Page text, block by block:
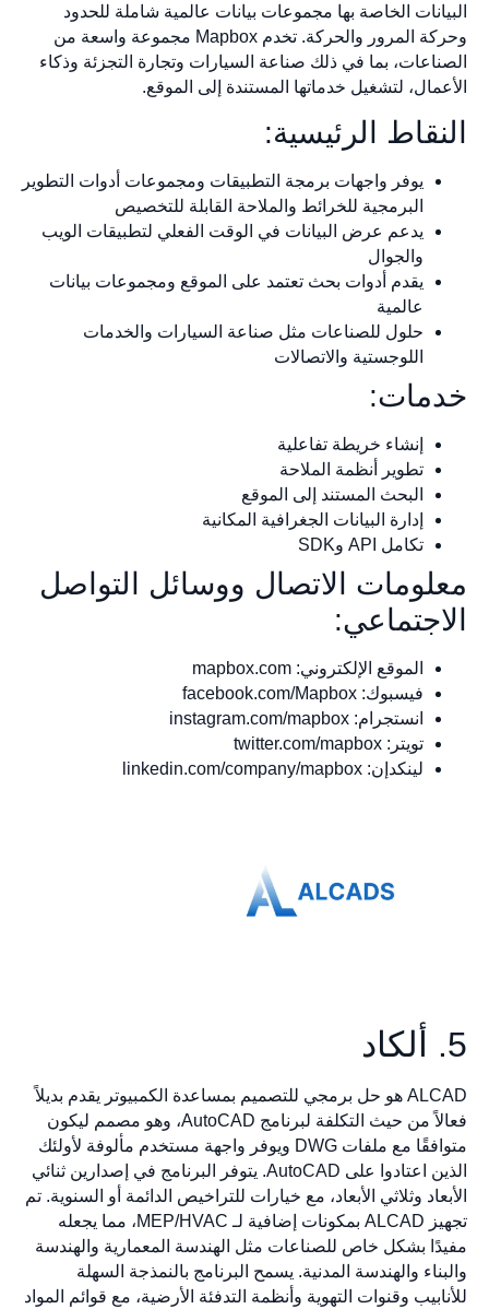
البيانات الخاصة بها مجموعات بيانات عالمية شاملة للحدود
وحركة المرور والحركة. تخدم Mapbox مجموعة واسعة من
الصناعات، بما في ذلك صناعة السيارات وتجارة التجزئة وذكاء
الأعمال، لتشغيل خدماتها المستندة إلى الموقع.
النقاط الرئيسية:
يوفر واجهات برمجة التطبيقات ومجموعات أدوات التطوير
البرمجية للخرائط والملاحة القابلة للتخصيص
يدعم عرض البيانات في الوقت الفعلي لتطبيقات الويب
والجوال
يقدم أدوات بحث تعتمد على الموقع ومجموعات بيانات
عالمية
حلول للصناعات مثل صناعة السيارات والخدمات
اللوجستية والاتصالات
خدمات:
إنشاء خريطة تفاعلية
تطوير أنظمة الملاحة
البحث المستند إلى الموقع
إدارة البيانات الجغرافية المكانية
تكامل API وSDK
معلومات الاتصال ووسائل التواصل
الاجتماعي:
الموقع الإلكتروني: mapbox.com
فيسبوك: facebook.com/Mapbox
انستجرام: instagram.com/mapbox
تويتر: twitter.com/mapbox
لينكدإن: linkedin.com/company/mapbox
5. ألكاد
ALCAD هو حل برمجي للتصميم بمساعدة الكمبيوتر يقدم بديلاً
فعالاً من حيث التكلفة لبرنامج AutoCAD، وهو مصمم ليكون
متوافقًا مع ملفات DWG ويوفر واجهة مستخدم مألوفة لأولئك
الذين اعتادوا على AutoCAD. يتوفر البرنامج في إصدارين ثنائي
الأبعاد وثلاثي الأبعاد، مع خيارات للتراخيص الدائمة أو السنوية. تم
تجهيز ALCAD بمكونات إضافية لـ MEP/HVAC، مما يجعله
مفيدًا بشكل خاص للصناعات مثل الهندسة المعمارية والهندسة
والبناء والهندسة المدنية. يسمح البرنامج بالنمذجة السهلة
للأنابيب وقنوات التهوية وأنظمة التدفئة الأرضية، مع قوائم المواد